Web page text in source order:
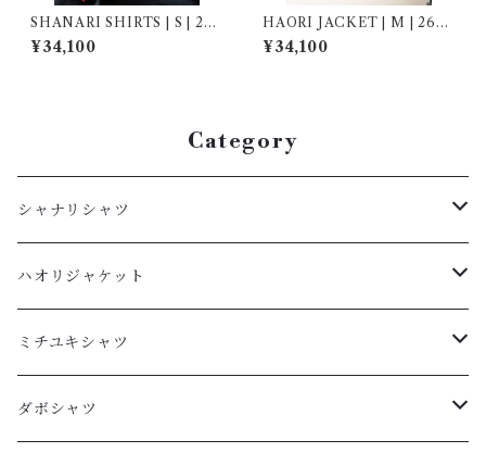
SHANARI SHIRTS | S | 262
031
¥34,100
HAORI JACKET | M | 2690
01
¥34,100
Category
シャナリシャツ
長袖
XL
L
半袖
XL
ハオリジャケット
L
M
ミチユキシャツ
L
ダボシャツ